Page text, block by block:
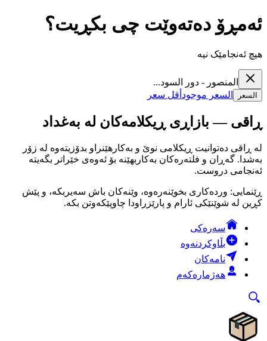
ئەمڕۆ دەتەوێت چی بکڕیت؟
هیچ ئەنجامێک نیە
المنصور - دور السود...
السعر السعر موجود أقل سعر
ڕاقی — بازاڕی ڕیکلامەکان لە بەغداد
لە ڕاقی دەتوانیت ڕیکلامی نوێ و بەکارهێنراو بدۆزیتەوە لە زۆر
بەشدا. گەڕان و فلتەرەکان بەکاربهێنە بۆ ئەوەی خێراتر بگەیتە
ئەنجامی دروست.
ڕێنمایی: وردەکاری بخوێنەرەوە، وێنەکان باش سەیربکە، و پێش
کڕین لە شوێنێکی ئارام و پارێزراودا چاوپێکەوتن بکە.
سەرەکی
بڵاوکردنەوە
نامەکان
هەژمارەکەم